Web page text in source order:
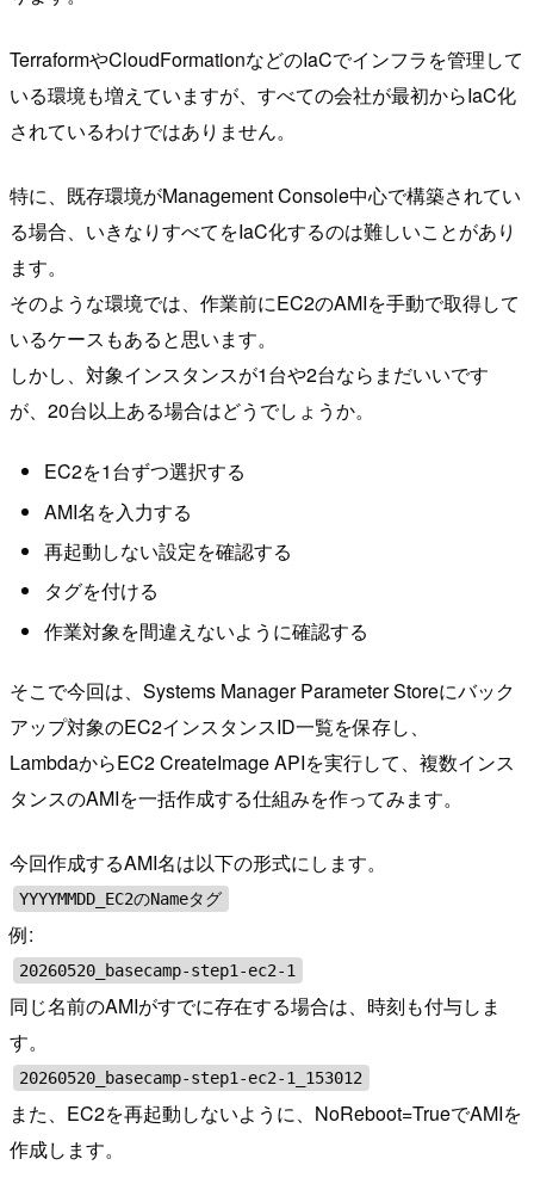
TerraformやCloudFormationなどのIaCでインフラを管理して
いる環境も増えていますが、すべての会社が最初からIaC化
されているわけではありません。
特に、既存環境がManagement Console中心で構築されてい
る場合、いきなりすべてをIaC化するのは難しいことがあり
ます。
そのような環境では、作業前にEC2のAMIを手動で取得して
いるケースもあると思います。
しかし、対象インスタンスが1台や2台ならまだいいです
が、20台以上ある場合はどうでしょうか。
EC2を1台ずつ選択する
AMI名を入力する
再起動しない設定を確認する
タグを付ける
作業対象を間違えないように確認する
そこで今回は、Systems Manager Parameter Storeにバック
アップ対象のEC2インスタンスID一覧を保存し、
LambdaからEC2 CreateImage APIを実行して、複数インス
タンスのAMIを一括作成する仕組みを作ってみます。
今回作成するAMI名は以下の形式にします。
YYYYMMDD_EC2のNameタグ
例:
20260520_basecamp-step1-ec2-1
同じ名前のAMIがすでに存在する場合は、時刻も付与しま
す。
20260520_basecamp-step1-ec2-1_153012
また、EC2を再起動しないように、NoReboot=TrueでAMIを
作成します。